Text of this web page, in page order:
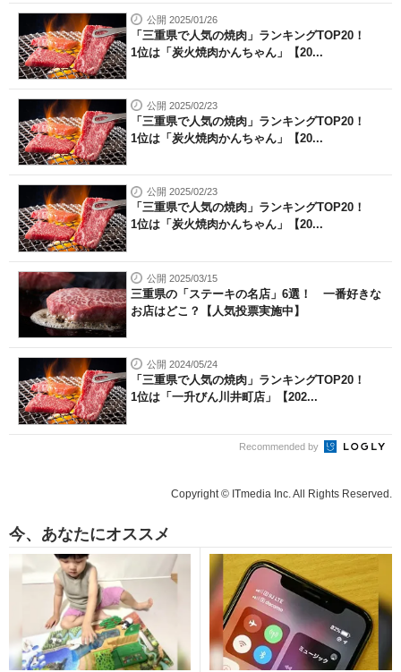
公開 2025/01/26
「三重県で人気の焼肉」ランキングTOP20！
1位は「炭火焼肉かんちゃん」【20...
公開 2025/02/23
「三重県で人気の焼肉」ランキングTOP20！
1位は「炭火焼肉かんちゃん」【20...
公開 2025/02/23
「三重県で人気の焼肉」ランキングTOP20！
1位は「炭火焼肉かんちゃん」【20...
公開 2025/03/15
三重県の「ステーキの名店」6選！ 一番好きな
お店はどこ？【人気投票実施中】
公開 2024/05/24
「三重県で人気の焼肉」ランキングTOP20！
1位は「一升びん川井町店」【202...
Recommended by
Copyright © ITmedia Inc. All Rights Reserved.
今、あなたにオススメ